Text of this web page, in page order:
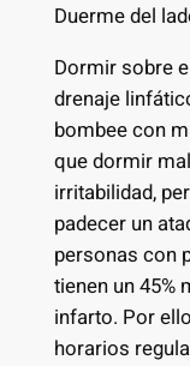
Duerme del
Dormir sobre
drenaje
bombee con
que dormir
irritabilidad,
padecer un
personas con
tienen un 45%
infarto. Por
horarios